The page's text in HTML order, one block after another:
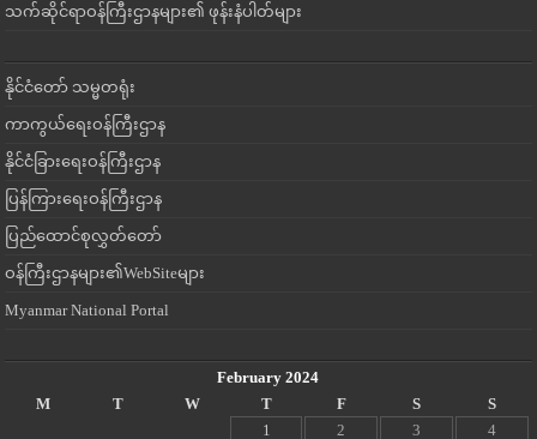
သက်ဆိုင်ရာဝန်ကြီးဌာနများ၏ ဖုန်းနံပါတ်များ
နိုင်ငံတော် သမ္မတရုံး
ကာကွယ်ရေးဝန်ကြီးဌာန
နိုင်ငံခြားရေးဝန်ကြီးဌာန
ပြန်ကြားရေးဝန်ကြီးဌာန
ပြည်ထောင်စုလွှတ်တော်
ဝန်ကြီးဌာနများ၏WebSiteများ
Myanmar National Portal
February 2024
M
T W T F S
S
1
2 3 4